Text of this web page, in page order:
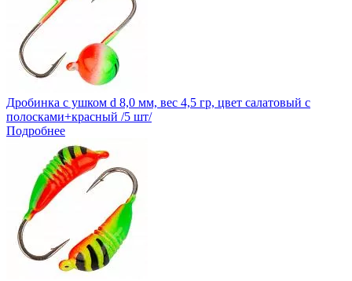
Дробинка с ушком d 8,0 мм, вес 4,5 гр, цвет салатовый с
полосками+красный /5 шт/
Подробнее